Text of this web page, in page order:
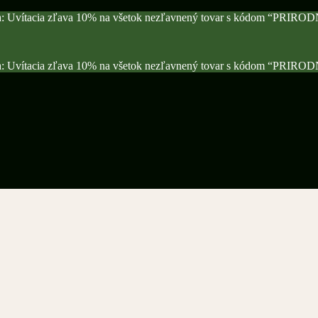
Uvítacia zľava 10% na všetok nezľavnený tovar s kódom
Uvítacia zľava 10% na všetok nezľavnený tovar s kódom